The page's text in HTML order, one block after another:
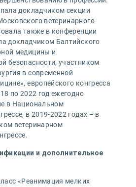
докладчиком секции
ветеринарного
также в конференции
докладчиком Балтийского
медицины и
безопасности, участником
в современной
европейского конгресса
по 2022 год ежегодно
в Национальном
в 2019-2022 годах – в
ветеринарном
и дополнительное
«Реанимация мелких